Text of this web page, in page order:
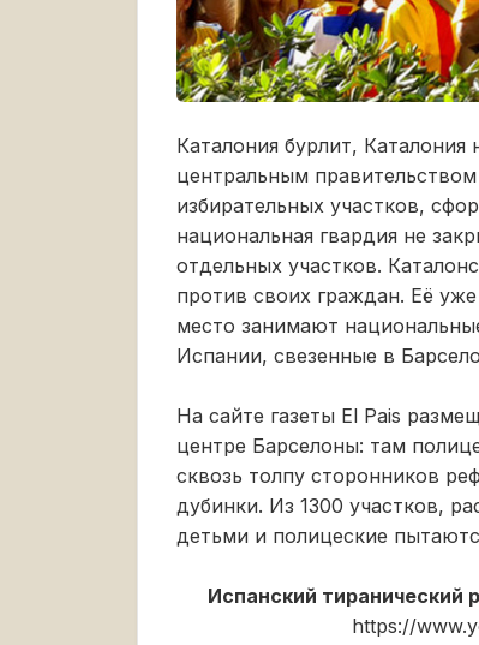
Каталония бурлит,
центральным
избирательных участков,
национальная гвардия не
отдельных участков.
против своих граждан. Её
место занимают
Испании, свезенные в
На сайте газеты El Pais
центре Барселоны: там
сквозь толпу сторонников
дубинки. Из 1300 участков,
детьми и полицеские
Испанский
https://